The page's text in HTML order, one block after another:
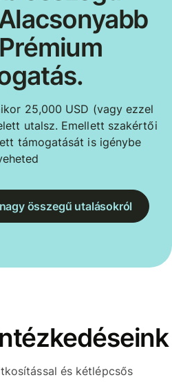
25,000 USD (vagy ezzel
utalsz. Emellett szakértői
támogatását is igénybe
összegű utalásokról
és kétlépcsős